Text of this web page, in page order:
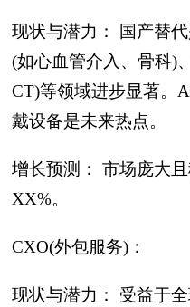
现状与潜力： 国产替
(如心血管介入、骨科)
CT)等领域进步显著。
戴设备是未来热点。
增长预测： 市场庞大
XX%。
CXO(外包服务)：
现状与潜力： 受益于